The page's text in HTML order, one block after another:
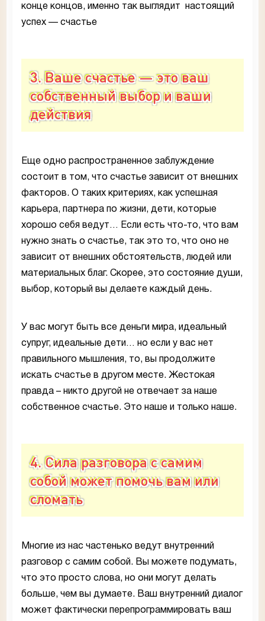
конце концов, именно так выглядит настоящий
успех — счастье
3. Ваше счастье — это ваш
собственный выбор и ваши
действия
Еще одно распространенное заблуждение
состоит в том, что счастье зависит от внешних
факторов. О таких критериях, как успешная
карьера, партнера по жизни, дети, которые
хорошо себя ведут… Если есть что-то, что вам
нужно знать о счастье, так это то, что оно не
зависит от внешних обстоятельств, людей или
материальных благ. Скорее, это состояние души,
выбор, который вы делаете каждый день.
У вас могут быть все деньги мира, идеальный
супруг, идеальные дети… но если у вас нет
правильного мышления, то, вы продолжите
искать счастье в другом месте. Жестокая
правда – никто другой не отвечает за наше
собственное счастье. Это наше и только наше.
4. Сила разговора с самим
собой может помочь вам или
сломать
Многие из нас частенько ведут внутренний
разговор с самим собой. Вы можете подумать,
что это просто слова, но они могут делать
больше, чем вы думаете. Ваш внутренний диалог
может фактически перепрограммировать ваш